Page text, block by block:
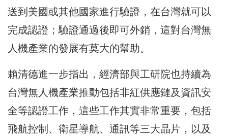
送到美國或其他國家進行驗證，在台灣就可以
完成認證；驗證通過後即可外銷，這對台灣無
人機產業的發展有莫大的幫助。
賴清德進一步指出，經濟部與工研院也持續為
台灣無人機產業推動包括非紅供應鏈及資訊安
全等認證工作，這些工作其實非常重要，包括
飛航控制、衛星導航、通訊等三大晶片，以及